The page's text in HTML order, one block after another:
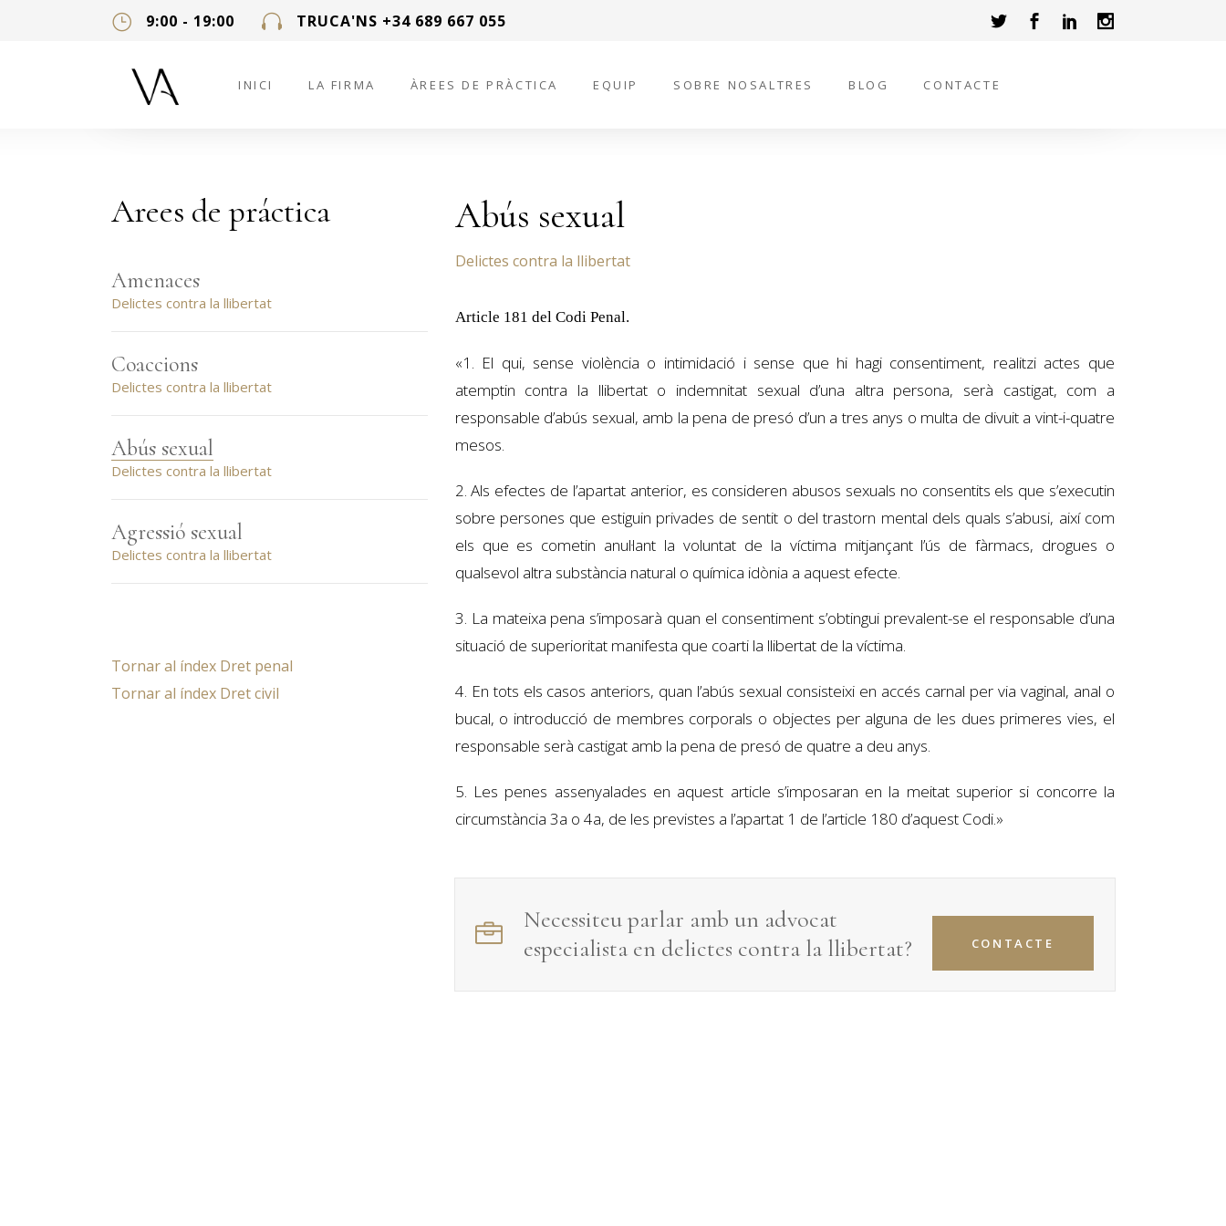
9:00 - 19:00 TRUCA'NS +34 689 667 055
INICI LA FIRMA ÀREES DE PRÀCTICA EQUIP SOBRE NOSALTRES BLOG CONTACTE
Abús sexual
Delictes contra la llibertat
Article 181 del Codi Penal.
«1. El qui, sense violència o intimidació i sense que hi hagi consentiment, realitzi actes que
atemptin contra la llibertat o indemnitat sexual d’una altra persona, serà castigat, com a
responsable d’abús sexual, amb la pena de presó d’un a tres anys o multa de divuit a vint-i-quatre
mesos.
2. Als efectes de l’apartat anterior, es consideren abusos sexuals no consentits els que s’executin
sobre persones que estiguin privades de sentit o del trastorn mental dels quals s’abusi, així com
els que es cometin anul·lant la voluntat de la víctima mitjançant l’ús de fàrmacs, drogues o
qualsevol altra substància natural o química idònia a aquest efecte.
3. La mateixa pena s’imposarà quan el consentiment s’obtingui prevalent-se el responsable d’una
situació de superioritat manifesta que coarti la llibertat de la víctima.
4. En tots els casos anteriors, quan l’abús sexual consisteixi en accés carnal per via vaginal, anal o
bucal, o introducció de membres corporals o objectes per alguna de les dues primeres vies, el
responsable serà castigat amb la pena de presó de quatre a deu anys.
5. Les penes assenyalades en aquest article s’imposaran en la meitat superior si concorre la
circumstància 3a o 4a, de les previstes a l’apartat 1 de l’article 180 d’aquest Codi.»
Necessiteu parlar amb un advocat
especialista en delictes contra la llibertat? CONTACTE
Arees de práctica
Amenaces
Delictes contra la llibertat
Coaccions
Delictes contra la llibertat
Abús sexual
Delictes contra la llibertat
Agressió sexual
Delictes contra la llibertat
Tornar al índex Dret penal
Tornar al índex Dret civil